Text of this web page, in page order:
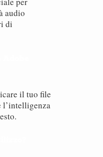
audio
di
il tuo file
l’intelligenza